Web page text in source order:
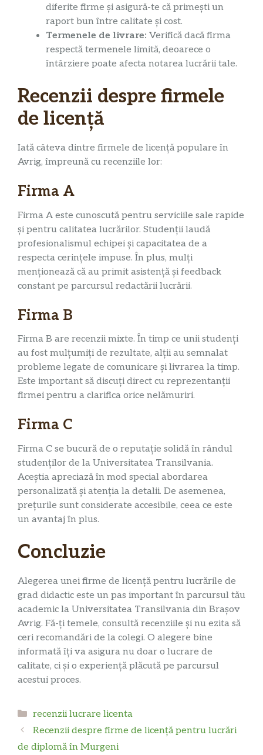
diferite firme și asigură-te că primești un
raport bun între calitate și cost.
Termenele de livrare: Verifică dacă firma
respectă termenele limită, deoarece o
întârziere poate afecta notarea lucrării tale.
Recenzii despre firmele
de licență
Iată câteva dintre firmele de licență populare în
Avrig, împreună cu recenziile lor:
Firma A
Firma A este cunoscută pentru serviciile sale rapide
și pentru calitatea lucrărilor. Studenții laudă
profesionalismul echipei și capacitatea de a
respecta cerințele impuse. În plus, mulți
menționează că au primit asistență și feedback
constant pe parcursul redactării lucrării.
Firma B
Firma B are recenzii mixte. În timp ce unii studenți
au fost mulțumiți de rezultate, alții au semnalat
probleme legate de comunicare și livrarea la timp.
Este important să discuți direct cu reprezentanții
firmei pentru a clarifica orice nelămuriri.
Firma C
Firma C se bucură de o reputație solidă în rândul
studenților de la Universitatea Transilvania.
Aceștia apreciază în mod special abordarea
personalizată și atenția la detalii. De asemenea,
prețurile sunt considerate accesibile, ceea ce este
un avantaj în plus.
Concluzie
Alegerea unei firme de licență pentru lucrările de
grad didactic este un pas important în parcursul tău
academic la Universitatea Transilvania din Brașov
Avrig. Fă-ți temele, consultă recenziile și nu ezita să
ceri recomandări de la colegi. O alegere bine
informată îți va asigura nu doar o lucrare de
calitate, ci și o experiență plăcută pe parcursul
acestui proces.
Categorii
recenzii lucrare licenta
Recenzii despre firme de licență pentru lucrări
de diplomă în Murgeni